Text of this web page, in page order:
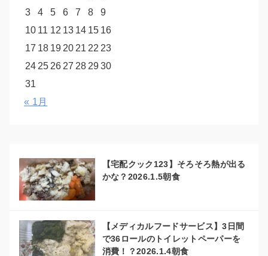
3
4 5 6 7 8
9
10 11 12 13 14 15 16
17 18 19 20 21 22 23
24 25 26 27 28 2930
31
« 1月
【宅配クック123】そろそろ熱が出る
かな？2026.1.5朝食
【メディカルフードサービス】3日間
で36ロールのトイレットペーパーを
消費！？2026.1.4朝食